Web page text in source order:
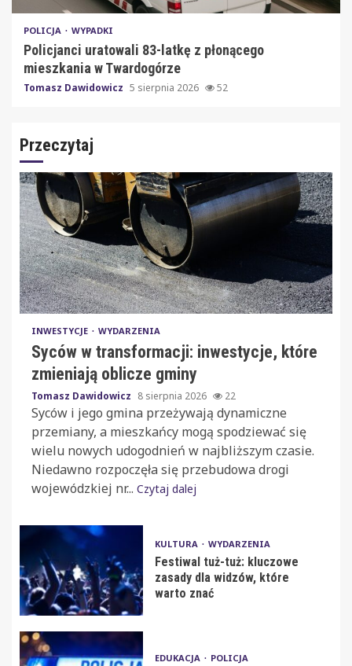
POLICJA WYPADKI
Policjanci uratowali 83-latkę z płonącego
mieszkania w Twardogórze
Tomasz Dawidowicz 5 sierpnia 2026 52
Przeczytaj
INWESTYCJE WYDARZENIA
Syców w transformacji: inwestycje, które
zmieniają oblicze gminy
Tomasz Dawidowicz 8 sierpnia 2026 22
Syców i jego gmina przeżywają dynamiczne
przemiany, a mieszkańcy mogą spodziewać się
wielu nowych udogodnień w najbliższym czasie.
Niedawno rozpoczęła się przebudowa drogi
wojewódzkiej nr... Czytaj dalej
KULTURA WYDARZENIA
Festiwal tuż-tuż: kluczowe
zasady dla widzów, które
warto znać
EDUKACJA POLICJA